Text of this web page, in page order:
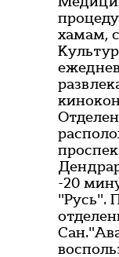
хамам,
-20
"Русь".